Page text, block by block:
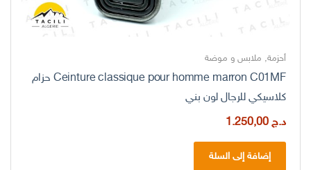
أحزمة, ملابس و موضة
Ceinture classique pour homme marron C01MF حزام
كلاسيكي للرجال لون بني
د.ج
إضافة إلى السلة